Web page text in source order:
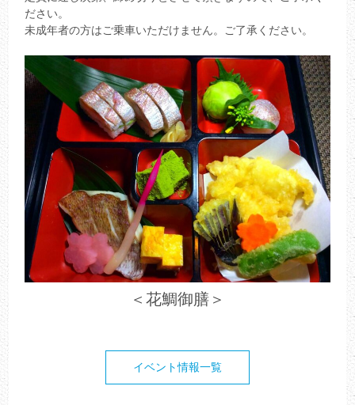
ださい。
未成年者の方はご乗車いただけません。ご了承ください。
＜花鯛御膳＞
イベント情報一覧